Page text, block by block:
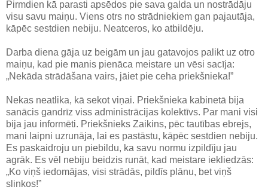
Pirmdien kā parasti apsēdos pie sava galda un nostrādāju
visu savu maiņu. Viens otrs no strādniekiem gan pajautāja,
kāpēc sestdien nebiju. Neatceros, ko atbildēju.
Darba diena gāja uz beigām un jau gatavojos palikt uz otro
maiņu, kad pie manis pienāca meistare un vēsi sacīja:
„Nekāda strādāšana vairs, jāiet pie ceha priekšnieka!”
Nekas neatlika, kā sekot viņai. Priekšnieka kabinetā bija
sanācis gandrīz viss administrācijas kolektīvs. Par mani visi
bija jau informēti. Priekšnieks Zaikins, pēc tautības ebrejs,
mani laipni uzrunāja, lai es pastāstu, kāpēc sestdien nebiju.
Es paskaidroju un piebildu, ka savu normu izpildīju jau
agrāk. Es vēl nebiju beidzis runāt, kad meistare iekliedzās:
„Ko viņš iedomājas, visi strādās, pildīs plānu, bet viņš
slinkos!”